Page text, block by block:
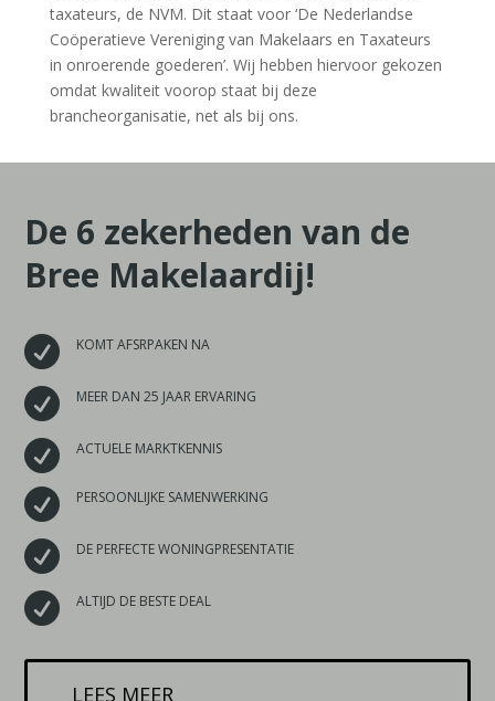
taxateurs, de NVM. Dit staat voor ‘De Nederlandse
Coöperatieve Vereniging van Makelaars en Taxateurs
in onroerende goederen’. Wij hebben hiervoor gekozen
omdat kwaliteit voorop staat bij deze
brancheorganisatie, net als bij ons.
De 6 zekerheden van de
Bree Makelaardij!
 KOMT AFSRPAKEN NA
 MEER DAN 25 JAAR ERVARING
 ACTUELE MARKTKENNIS
 PERSOONLIJKE SAMENWERKING
 DE PERFECTE WONINGPRESENTATIE
 ALTIJD DE BESTE DEAL
LEES MEER